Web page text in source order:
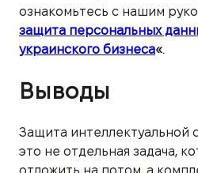
ознакомьтесь с нашим
защита персональных
украинского бизнеса«.
Выводы
Защита интеллектуальной
это не отдельная задача,
отложить на потом, а